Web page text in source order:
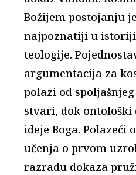
Božijem postojanju
najpoznatiji u
teologije.
argumentacija za
polazi od
stvari, dok ontološki
ideje Boga. Polazeći
učenja o prvom
razradu dokaza